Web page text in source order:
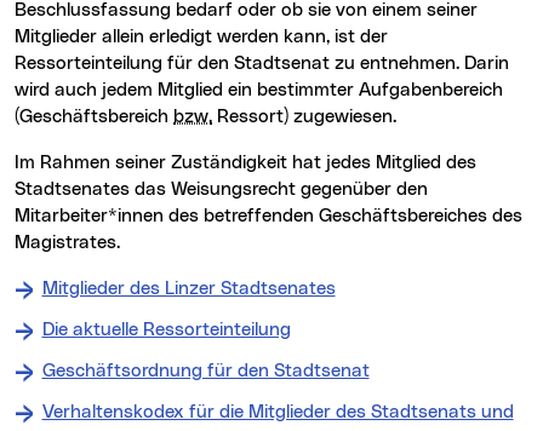
Beschlussfassung bedarf oder ob sie von einem seiner
Mitglieder allein erledigt werden kann, ist der
Ressorteinteilung für den Stadtsenat zu entnehmen. Darin
wird auch jedem Mitglied ein bestimmter Aufgabenbereich
(Geschäftsbereich bzw. Ressort) zugewiesen.
Stadtsenates das Weisungsrecht gegenüber den
Mitarbeiter*innen des betreffenden Geschäftsbereiches des
Magistrates.
Mitglieder des Linzer Stadtsenates
Die aktuelle Ressorteinteilung
Geschäftsordnung für den Stadtsenat
Verhaltenskodex für die Mitglieder des Stadtsenats und